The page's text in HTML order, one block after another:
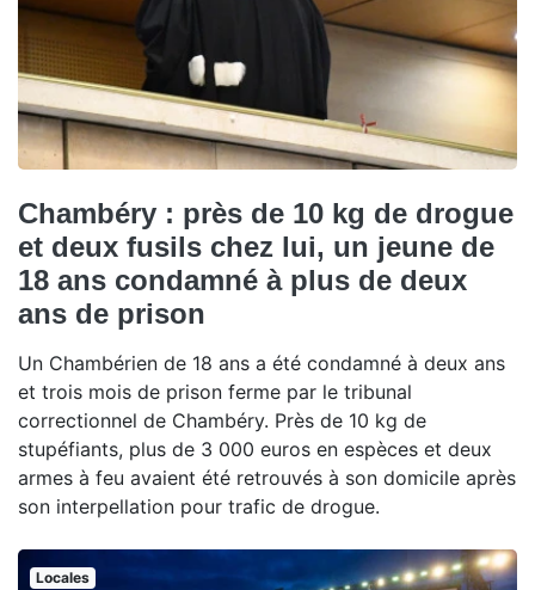
Chambéry : près de 10 kg de drogue
et deux fusils chez lui, un jeune de
18 ans condamné à plus de deux
ans de prison
Un Chambérien de 18 ans a été condamné à deux ans
et trois mois de prison ferme par le tribunal
correctionnel de Chambéry. Près de 10 kg de
stupéfiants, plus de 3 000 euros en espèces et deux
armes à feu avaient été retrouvés à son domicile après
son interpellation pour trafic de drogue.
Locales